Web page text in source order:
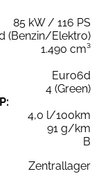
85 kW / 116 PS
(Benzin/Elektro)
1.490 cm³
Euro6d
4 (Green)
4,0 l/100km
91 g/km
B
Zentrallager